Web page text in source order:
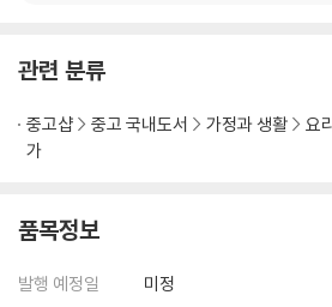
2. Chef 샘킴
앤초비파스타
Mr.콩chu
로맨티스튜
마이 러블리 튀밥
달.고.나 (달콤한 고기 나들이)
관련 분류
중고샵 중고 국내도서 가정과 생활 요
가
품목정보
발행 예정일
미정